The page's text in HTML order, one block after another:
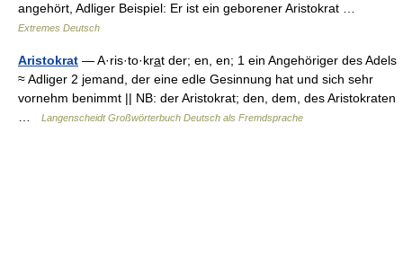
angehört, Adliger Beispiel: Er ist ein geborener Aristokrat …
Extremes Deutsch
Aristokrat — A·ris·to·kra̲t der; en, en; 1 ein Angehöriger des Adels
≈ Adliger 2 jemand, der eine edle Gesinnung hat und sich sehr
vornehm benimmt || NB: der Aristokrat; den, dem, des Aristokraten
Langenscheidt Großwörterbuch Deutsch als Fremdsprache